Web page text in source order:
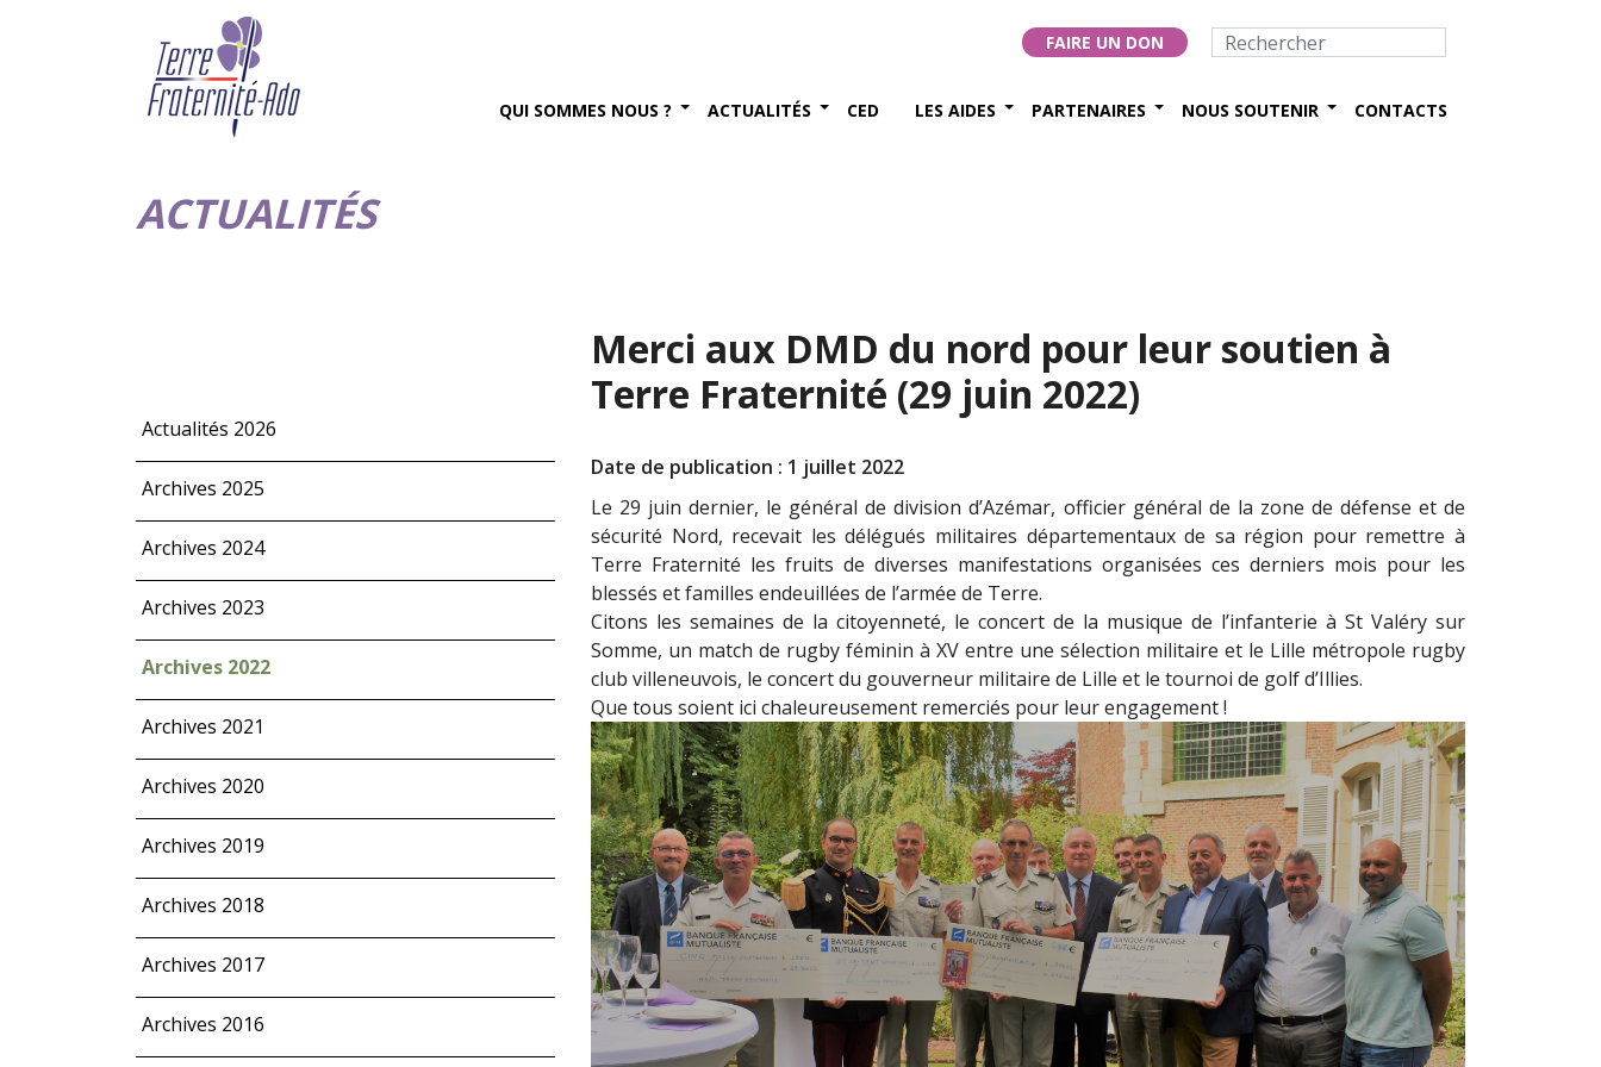
FAIRE UN DON
QUI SOMMES NOUS ? ACTUALITÉS CED LES AIDES PARTENAIRES NOUS SOUTENIR CONTACTS
ACTUALITÉS
Actualités 2026
Archives 2025
Archives 2024
Archives 2023
Archives 2022
Archives 2021
Archives 2020
Archives 2019
Archives 2018
Archives 2017
Archives 2016
Merci aux DMD du nord pour leur soutien à
Terre Fraternité (29 juin 2022)
Date de publication : 1 juillet 2022
Le 29 juin dernier, le général de division d’Azémar, officier général de la zone de défense et de
sécurité Nord, recevait les délégués militaires départementaux de sa région pour remettre à
Terre Fraternité les fruits de diverses manifestations organisées ces derniers mois pour les
blessés et familles endeuillées de l’armée de Terre.
Citons les semaines de la citoyenneté, le concert de la musique de l’infanterie à St Valéry sur
Somme, un match de rugby féminin à XV entre une sélection militaire et le Lille métropole rugby
club villeneuvois, le concert du gouverneur militaire de Lille et le tournoi de golf d’Illies.
Que tous soient ici chaleureusement remerciés pour leur engagement !